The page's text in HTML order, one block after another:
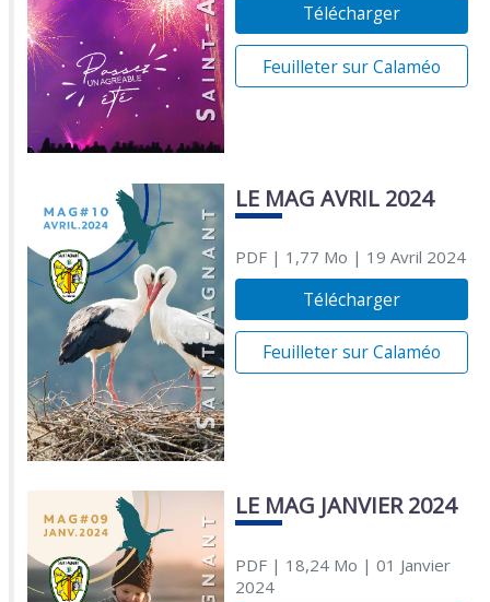
Télécharger
Feuilleter sur Calaméo
LE MAG AVRIL 2024
PDF| 1,77 Mo | 19 Avril 2024
Télécharger
Feuilleter sur Calaméo
LE MAG JANVIER 2024
PDF| 18,24 Mo | 01 Janvier
2024